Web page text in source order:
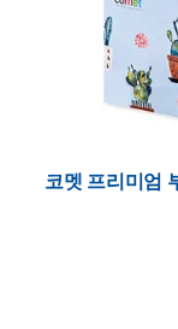
코멧 프리미엄